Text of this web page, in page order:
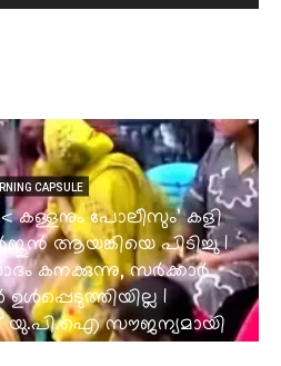
CAPSULE
< കള്ളനും പോലീസും’ കളി
ആയങ്കിയെ പിടിച്ചു l
കനക്കുന്നു, സർക്കാർ
l
യു.പി.ഐ സൗജന്യമായി